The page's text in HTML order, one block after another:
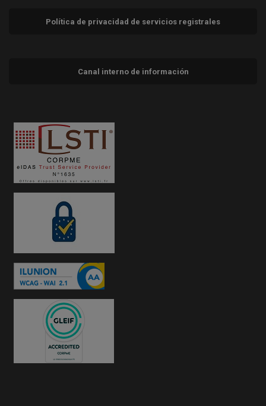
Política de privacidad de servicios registrales
Canal interno de información